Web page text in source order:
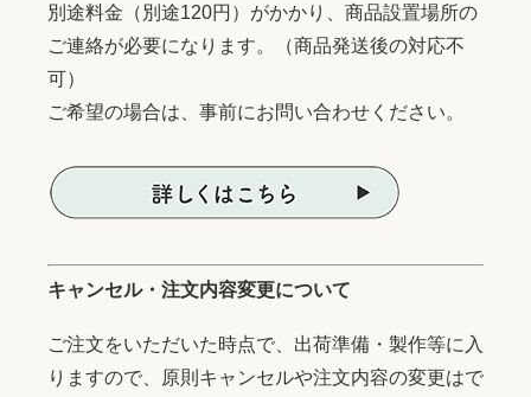
別途料金（別途120円）がかかり、商品設置場所の
ご連絡が必要になります。（商品発送後の対応不
可）
ご希望の場合は、事前にお問い合わせください。
キャンセル・注文内容変更について
ご注文をいただいた時点で、出荷準備・製作等に入
りますので、原則キャンセルや注文内容の変更はで